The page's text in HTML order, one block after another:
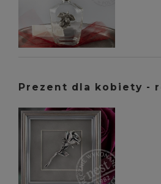
Prezent dla kobiety -